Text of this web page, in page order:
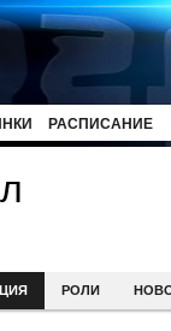
РАСПИСАНИЕ
РОЛИ